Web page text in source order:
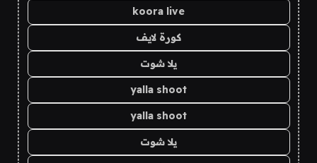
koora live
كورة لايف
يلا شوت
yalla shoot
yalla shoot
يلا شوت